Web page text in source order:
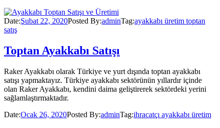
Date:Şubat 22, 2020Posted By:adminTag:ayakkabı üretim toptan
satış
Toptan Ayakkabı Satışı
Raker Ayakkabı olarak Türkiye ve yurt dışında toptan ayakkabı
satışı yapmaktayız. Türkiye ayakkabı sektörünün yıllardır içinde
olan Raker Ayakkabı, kendini daima geliştirerek sektördeki yerini
sağlamlaştırmaktadır.
Date:Ocak 26, 2020Posted By:adminTag:ihracatçı ayakkabı üretim